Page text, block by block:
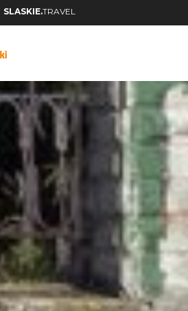
SLASKIE.TRAVEL